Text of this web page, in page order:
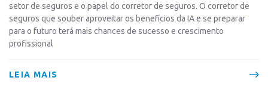
setor de seguros e o papel do corretor de seguros. O corretor de
seguros que souber aproveitar os benefícios da IA e se preparar
para o futuro terá mais chances de sucesso e crescimento
profissional
LEIA MAIS